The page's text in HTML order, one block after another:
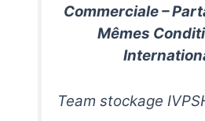
Commerciale –
Mêmes
Team stockage